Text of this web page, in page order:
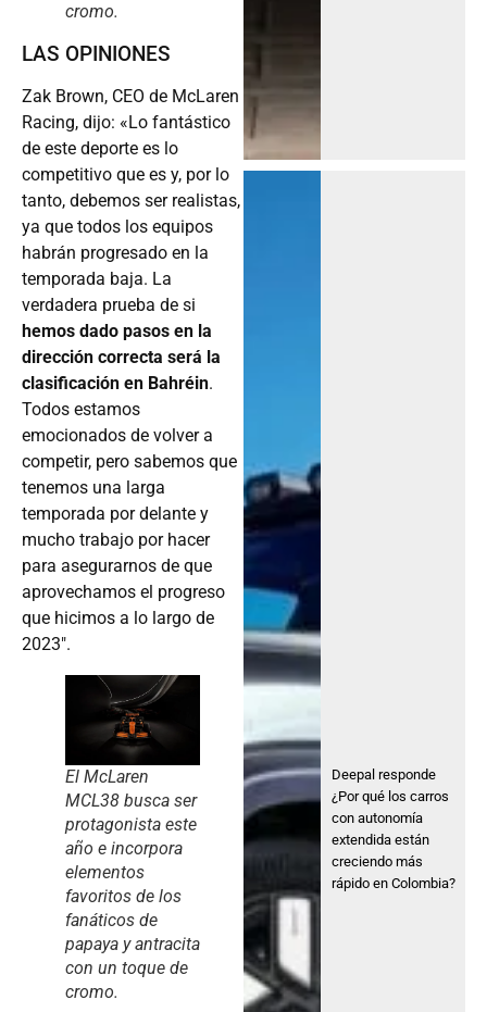
cromo.
LAS OPINIONES
Zak Brown, CEO de McLaren
Racing, dijo: «Lo fantástico
de este deporte es lo
competitivo que es y, por lo
tanto, debemos ser realistas,
ya que todos los equipos
habrán progresado en la
temporada baja. La
verdadera prueba de si
hemos dado pasos en la
dirección correcta será la
clasificación en Bahréin.
Todos estamos
emocionados de volver a
competir, pero sabemos que
tenemos una larga
temporada por delante y
mucho trabajo por hacer
para asegurarnos de que
aprovechamos el progreso
que hicimos a lo largo de
2023″.
El McLaren
MCL38 busca ser
protagonista este
año e incorpora
elementos
favoritos de los
fanáticos de
papaya y antracita
con un toque de
cromo.
Deepal responde
¿Por qué los carros
con autonomía
extendida están
creciendo más
rápido en Colombia?